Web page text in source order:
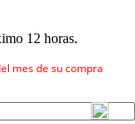
12 horas.
mes de su compra